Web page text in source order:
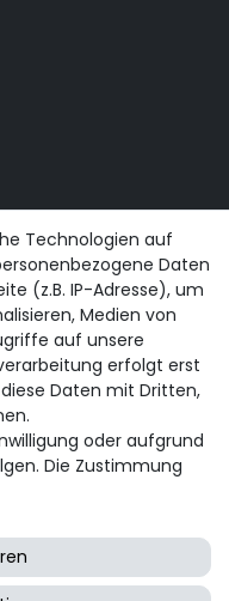
| Design by neoprisma
Technologien auf
Daten
(z.B. IP-Adresse), um
Medien von
auf unsere
erfolgt erst
Daten mit Dritten,
oder aufgrund
Die Zustimmung
zu einem späteren
Beachten Sie unser
Verwendung
Daten­schutz­